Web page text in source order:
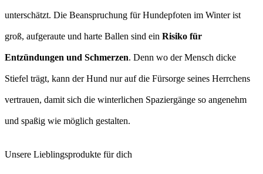
unterschätzt. Die Beanspruchung für Hundepfoten im Winter ist
groß, aufgeraute und harte Ballen sind ein Risiko für
Entzündungen und Schmerzen. Denn wo der Mensch dicke
Stiefel trägt, kann der Hund nur auf die Fürsorge seines Herrchens
vertrauen, damit sich die winterlichen Spaziergänge so angenehm
und spaßig wie möglich gestalten.
Unsere Lieblingsprodukte für dich